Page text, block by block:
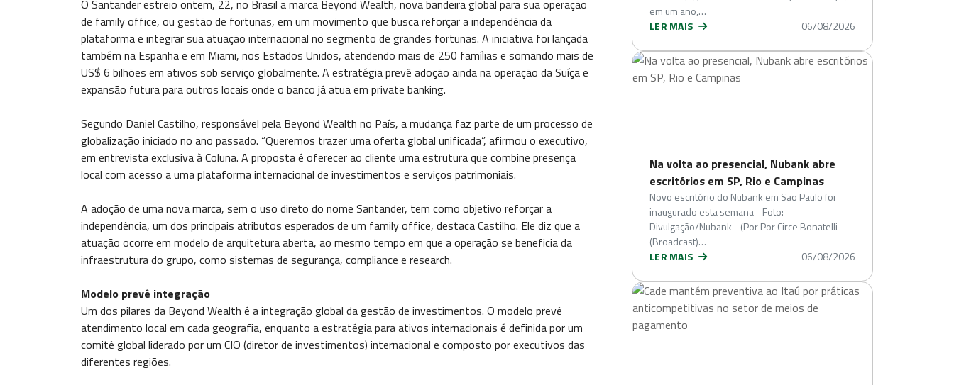
O Santander estreio ontem, 22, no Brasil a marca Beyond Wealth, nova bandeira global para sua operação
de family office, ou gestão de fortunas, em um movimento que busca reforçar a independência da
plataforma e integrar sua atuação internacional no segmento de grandes fortunas. A iniciativa foi lançada
também na Espanha e em Miami, nos Estados Unidos, atendendo mais de 250 famílias e somando mais de
US$ 6 bilhões em ativos sob serviço globalmente. A estratégia prevê adoção ainda na operação da Suíça e
expansão futura para outros locais onde o banco já atua em private banking.
Segundo Daniel Castilho, responsável pela Beyond Wealth no País, a mudança faz parte de um processo de
globalização iniciado no ano passado. “Queremos trazer uma oferta global unificada”, afirmou o executivo,
em entrevista exclusiva à Coluna. A proposta é oferecer ao cliente uma estrutura que combine presença
local com acesso a uma plataforma internacional de investimentos e serviços patrimoniais.
A adoção de uma nova marca, sem o uso direto do nome Santander, tem como objetivo reforçar a
independência, um dos principais atributos esperados de um family office, destaca Castilho. Ele diz que a
atuação ocorre em modelo de arquitetura aberta, ao mesmo tempo em que a operação se beneficia da
infraestrutura do grupo, como sistemas de segurança, compliance e research.
Modelo prevê integração
Um dos pilares da Beyond Wealth é a integração global da gestão de investimentos. O modelo prevê
atendimento local em cada geografia, enquanto a estratégia para ativos internacionais é definida por um
comitê global liderado por um CIO (diretor de investimentos) internacional e composto por executivos das
diferentes regiões.
em um ano,…
LER MAIS
06/08/2026
Na volta ao presencial, Nubank abre
escritórios em SP, Rio e Campinas
Novo escritório do Nubank em São Paulo foi
inaugurado esta semana - Foto:
Divulgação/Nubank - (Por Por Circe Bonatelli
(Broadcast)…
LER MAIS
06/08/2026